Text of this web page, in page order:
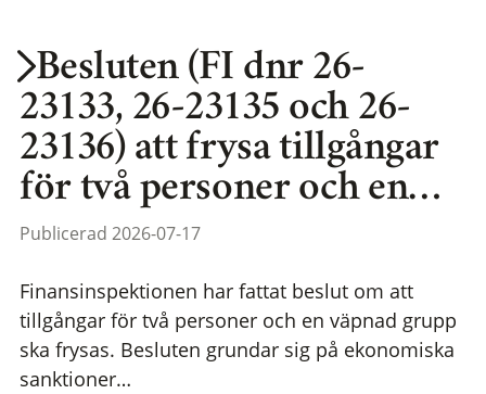
Besluten (FI dnr 26-
23133, 26-23135 och 26-
23136) att frysa tillgångar
för två personer och en…
Publicerad 2026-07-17
Finansinspektionen har fattat beslut om att
tillgångar för två personer och en väpnad grupp
ska frysas. Besluten grundar sig på ekonomiska
sanktioner…